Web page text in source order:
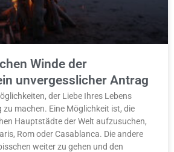
Winde der
unvergesslicher Antrag
der Liebe Ihres Lebens
machen. Eine Möglichkeit ist, die
Hauptstädte der Welt aufzusuchen,
Rom oder Casablanca. Die andere
weiter zu gehen und den